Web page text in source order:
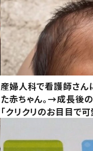
産婦人科で看護師さん
た赤ちゃん。→成長後
「クリクリのお目目で可